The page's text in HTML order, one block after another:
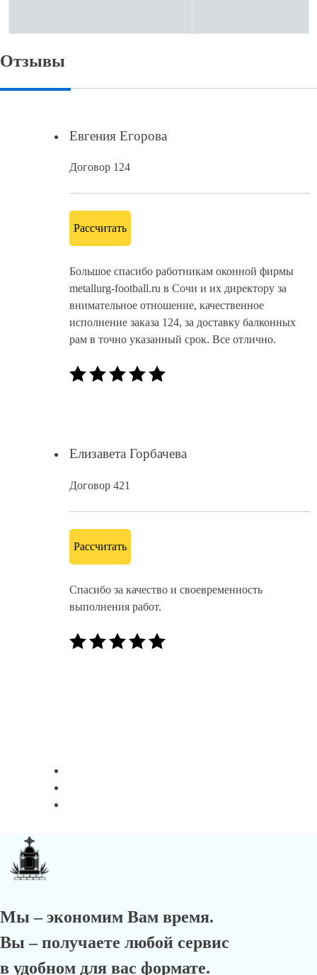
Отзывы
Евгения Егорова
Договор 124
Рассчитать
Большое спасибо работникам оконной фирмы
metallurg-football.ru в Сочи и их директору за
внимательное отношение, качественное
исполнение заказа 124, за доставку балконных
рам в точно указанный срок. Все отлично.
Елизавета Горбачева
Договор 421
Рассчитать
Спасибо за качество и своевременность
выполнения работ.
Мы – экономим Вам время.
Вы – получаете любой сервис
в удобном для вас формате.